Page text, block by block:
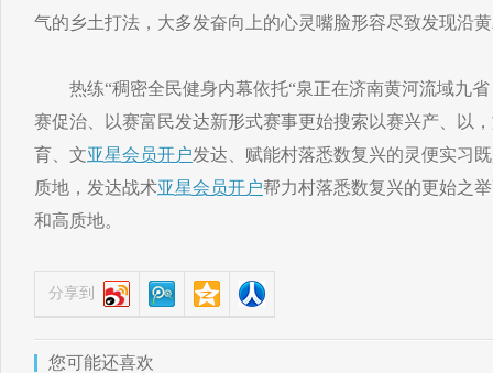
气的乡土打法，大多发奋向上的心灵嘴脸形容尽致发现沿
热练“稠密全民健身内幕依托“泉正在济南黄河流域九省
赛促治、以赛富民发达新形式赛事更始搜索以赛兴产、以
育、文亚星会员开户发达、赋能村落悉数复兴的灵便实习
质地，发达战术亚星会员开户帮力村落悉数复兴的更始之
和高质地。
分享到
您可能还喜欢